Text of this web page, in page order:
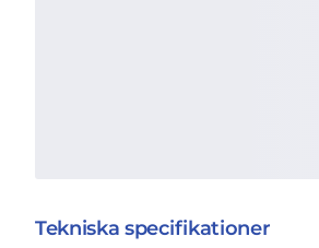
Tekniska specifikationer